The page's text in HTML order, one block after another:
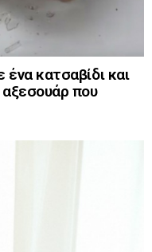
κατσαβίδι και
που